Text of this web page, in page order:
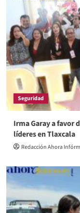
Seguridad
Irma Garay a favor
líderes en Tlaxcala
Redacción Ahora